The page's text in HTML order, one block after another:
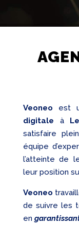
Audit
Veoneo est
digitale à
satisfaire
équipe
l’atteinte de
leur position
Veoneo
de suivre les
en